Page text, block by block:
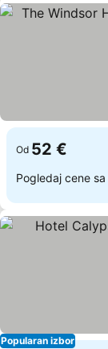
Od 52 €
Pogledaj cene sa
Popularan izbor